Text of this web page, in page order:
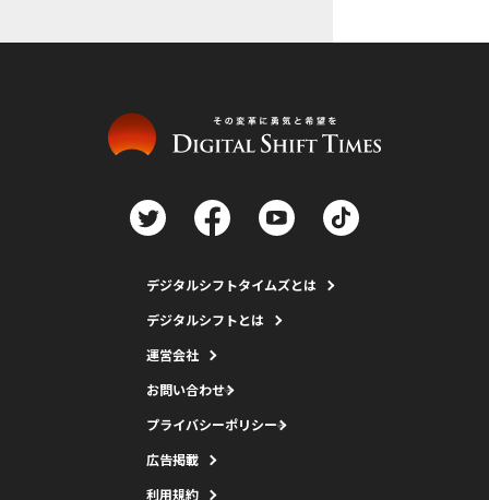
デジタルシフトタイムズとは
デジタルシフトとは
運営会社
お問い合わせ
プライバシーポリシー
広告掲載
利用規約